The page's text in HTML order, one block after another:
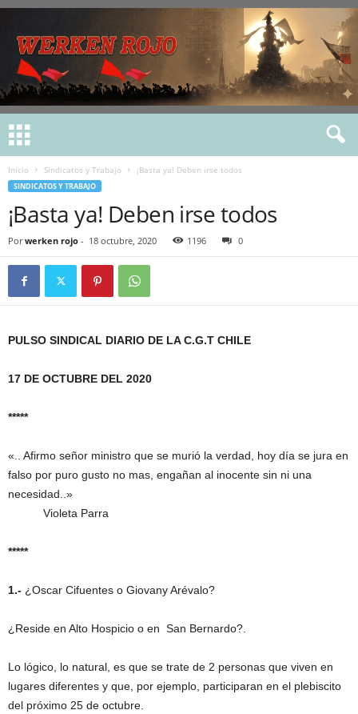
Inicio Sindicatos y Trabajo ¡Basta ya! Deben irse todos
SINDICATOS Y TRABAJO
¡Basta ya! Deben irse todos
Por werken rojo - 18 octubre, 2020 1196 0
PULSO SINDICAL DIARIO DE LA C.G.T CHILE
17 DE OCTUBRE DEL 2020
*****
«.. Afirmo señor ministro que se murió la verdad, hoy día se jura en
falso por puro gusto no mas, engañan al inocente sin ni una
necesidad..»
Violeta Parra
*****
1.- ¿Oscar Cifuentes o Giovany Arévalo?
¿Reside en Alto Hospicio o en San Bernardo?.
Lo lógico, lo natural, es que se trate de 2 personas que viven en
lugares diferentes y que, por ejemplo, participaran en el plebiscito
del próximo 25 de octubre.